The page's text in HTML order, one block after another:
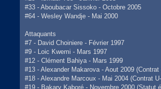
#33 - Aboubacar Sissoko - Octobre 2005
#64 - Wesley Wandje - Mai 2000
Attaquants
#7 - David Choiniere - Février 1997
#9 - Loic Kwemi - Mars 1997
#12 - Clément Bahiya - Mars 1999
#13 - Alexander Makarova - Aout 2009
#18 - Alexandre Marcoux - Mai 2004 (Contrat
#19 - Bakary Kaboré - Novembre 2000 (Statut